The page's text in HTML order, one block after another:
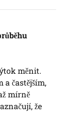
měnit.
a častějším,
mírně
že